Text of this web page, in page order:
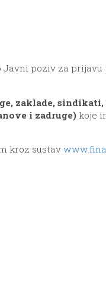
Javni poziv za
zaklade, sindikati,
i zadruge) koje
kroz sustav